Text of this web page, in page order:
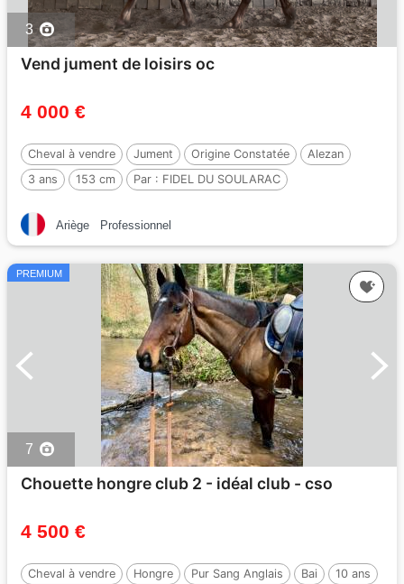
3
Vend jument de loisirs oc
4 000 €
Cheval à vendre Jument Origine Constatée
Alezan
3 ans
153 cm Par : FIDEL DU SOULARAC
Ariège Professionnel
PREMIUM
7
Chouette hongre club 2 - idéal club - cso
4 500 €
Cheval à vendre Hongre Pur Sang Anglais Bai
10 ans